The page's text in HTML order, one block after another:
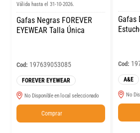
Válida hasta el 31-10-2026.
Gafas Negras FOREVER
EYEWEAR Talla Única
Cod: 197639053085
FOREVER EYEWEAR
No Disponible en local seleccionado
Comprar
Gafas
Cod:
A&E
No